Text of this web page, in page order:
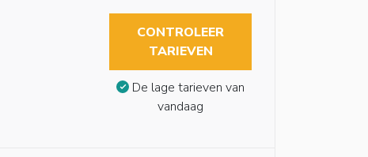
CONTROLEER
TARIEVEN
De lage tarieven van
vandaag